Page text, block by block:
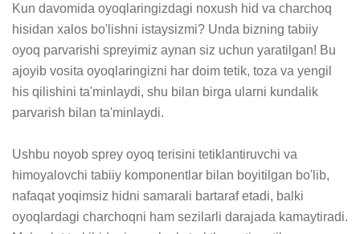
Kun davomida oyoqlaringizdagi noxush hid va charchoq
hisidan xalos bo'lishni istaysizmi? Unda bizning tabiiy
oyoq parvarishi spreyimiz aynan siz uchun yaratilgan! Bu
ajoyib vosita oyoqlaringizni har doim tetik, toza va yengil
his qilishini ta'minlaydi, shu bilan birga ularni kundalik
parvarish bilan ta'minlaydi.
Ushbu noyob sprey oyoq terisini tetiklantiruvchi va
himoyalovchi tabiiy komponentlar bilan boyitilgan bo'lib,
nafaqat yoqimsiz hidni samarali bartaraf etadi, balki
oyoqlardagi charchoqni ham sezilarli darajada kamaytiradi.